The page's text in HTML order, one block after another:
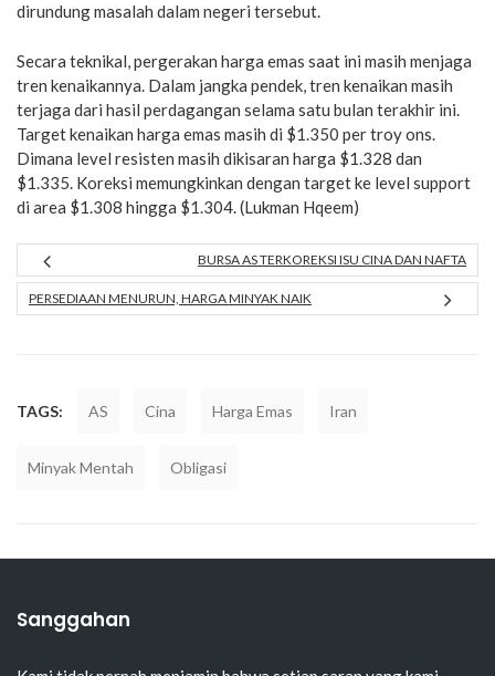
dirundung masalah dalam negeri tersebut.
Secara teknikal, pergerakan harga emas saat ini masih menjaga
tren kenaikannya. Dalam jangka pendek, tren kenaikan masih
terjaga dari hasil perdagangan selama satu bulan terakhir ini.
Target kenaikan harga emas masih di $1.350 per troy ons.
Dimana level resisten masih dikisaran harga $1.328 dan
$1.335. Koreksi memungkinkan dengan target ke level support
di area $1.308 hingga $1.304. (Lukman Hqeem)
BURSA AS TERKOREKSI ISU CINA DAN NAFTA
PERSEDIAAN MENURUN, HARGA MINYAK NAIK
TAGS: AS Cina Harga Emas Iran
Minyak Mentah Obligasi
Sanggahan